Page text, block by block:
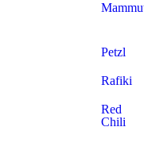
Petzl
Rafiki
Red
Chili